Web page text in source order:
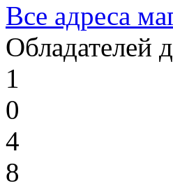
Все адреса
Обладателей
1
0
4
8